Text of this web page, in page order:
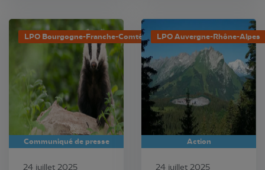
LPO Bourgogne-Franche-Comté
Communiqué de presse
24 juillet 2025
LPO Auvergne-Rhône-Alpes
Action
24 juillet 2025